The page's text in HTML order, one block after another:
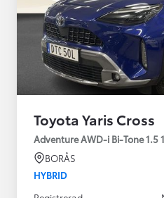
Toyota Yaris Cross
Adventure AWD-i Bi-Tone 1.5
BORÅS
HYBRID